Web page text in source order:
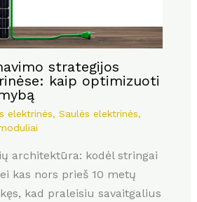
strategijos
kaip optimizuoti
elektrinės, Saulės elektrinės,
architektūra: kodėl stringai
kas nors prieš 10 metų
kad praleisiu savaitgalius